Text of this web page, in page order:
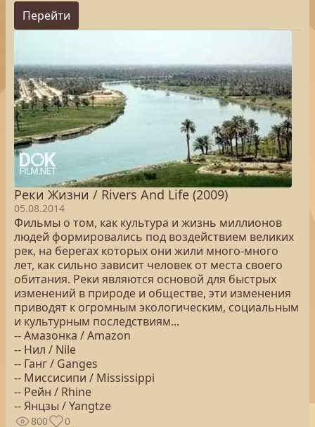
Перейти
Реки Жизни / Rivers And Life (2009)
05.08.2014
Фильмы о том, как культура и жизнь миллионов
людей формировались под воздействием великих
рек, на берегах которых они жили много-много
лет, как сильно зависит человек от места своего
обитания. Реки являются основой для быстрых
изменений в природе и обществе, эти изменения
приводят к огромным экологическим, социальным
и культурным последствиям...
-- Амазонка / Amazon
-- Нил / Nile
-- Ганг / Ganges
-- Миссисипи / Mississippi
-- Рейн / Rhine
-- Янцзы / Yangtze
800 0